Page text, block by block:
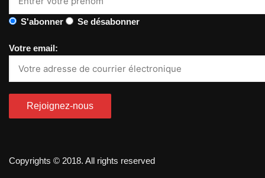
S'abonner Se désabonner
Votre email:
Copyrights © 2018. All rights reserved